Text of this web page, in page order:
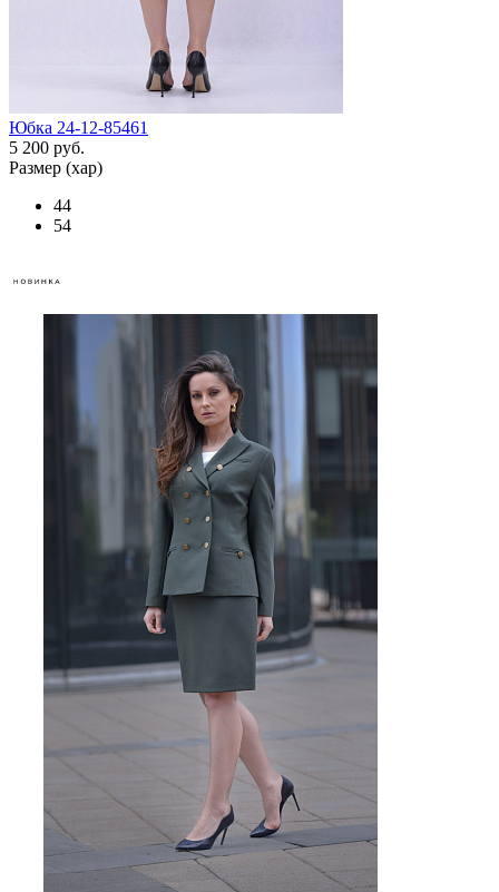
Юбка 24-12-85461
5 200 руб.
Размер (хар)
44
54